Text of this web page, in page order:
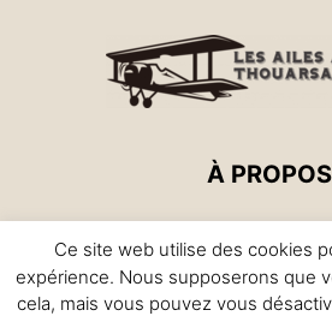
À PROPOS
des Ailes Anciennes
restauration et la préservation
© Copyright 2020 - Association
Ce site web utilise des cookies
expérience. Nous supposerons que
cela, mais vous pouvez vous